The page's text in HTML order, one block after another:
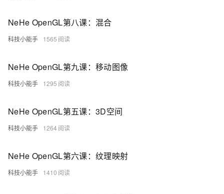
NeHe OpenGL第八课：混合
科技小能手 1565
NeHe OpenGL第九课：移动图像
科技小能手 1295
NeHe OpenGL第五课：3D空间
科技小能手 1264
NeHe OpenGL第六课：纹理映射
科技小能手 1410